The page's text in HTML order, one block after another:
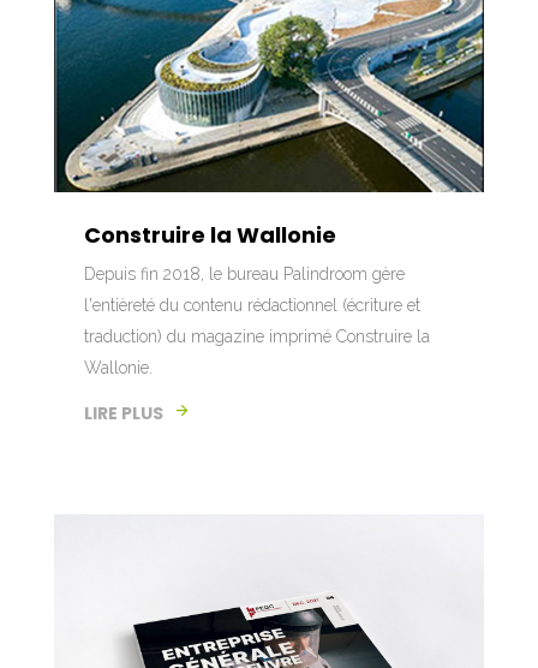
Construire la Wallonie
Depuis fin 2018, le bureau Palindroom gère
l'entièreté du contenu rédactionnel (écriture et
traduction) du magazine imprimé Construire la
Wallonie.
LIRE PLUS